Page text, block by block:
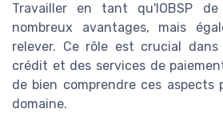
Travailler en tant qu'IOBSP
nombreux avantages, mais
relever. Ce rôle est crucial
crédit et des services de
de bien comprendre ces aspects
domaine.